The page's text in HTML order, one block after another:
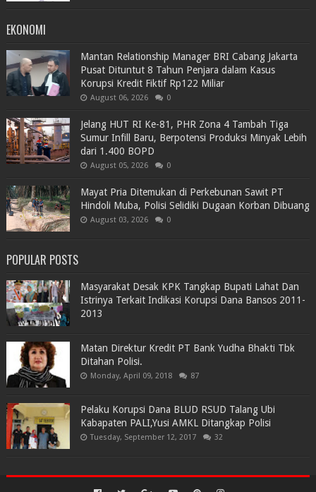
EKONOMI
Mantan Relationship Manager BRI Cabang Jakarta
Pusat Dituntut 8 Tahun Penjara dalam Kasus
Korupsi Kredit Fiktif Rp122 Miliar
August 06, 2026 0
Jelang HUT RI Ke-81, PHR Zona 4 Tambah Tiga
Sumur Infill Baru, Berpotensi Produksi Minyak Lebih
dari 1.400 BOPD
August 05, 2026 0
Mayat Pria Ditemukan di Perkebunan Sawit PT
Hindoli Muba, Polisi Selidiki Dugaan Korban Dibuang
August 03, 2026 0
POPULAR POSTS
Masyarakat Desak KPK Tangkap Bupati Lahat Dan
Istrinya Terkait Indikasi Korupsi Dana Bansos 2011-
2013
Matan Direktur Kredit PT Bank Yudha Bhakti Tbk
Ditahan Polisi.
Monday, April 09, 2018 87
Pelaku Korupsi Dana BLUD RSUD Talang Ubi
Kabapaten PALI,Yusi AMKL Ditangkap Polisi
Tuesday, September 12, 2017 32